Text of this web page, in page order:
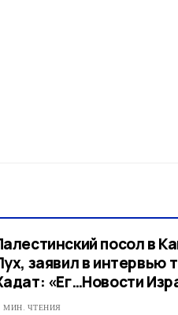
посол в
заявил в интервью
«Ег…​Новости
МИН. ЧТЕНИЯ